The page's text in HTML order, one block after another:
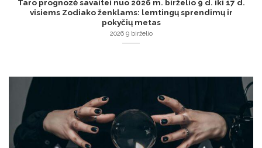
Taro prognozė savaitei nuo 2026 m. birželio 9 d. iki 17 d.
visiems Zodiako ženklams: lemtingų sprendimų ir
pokyčių metas
2026 9 birželio